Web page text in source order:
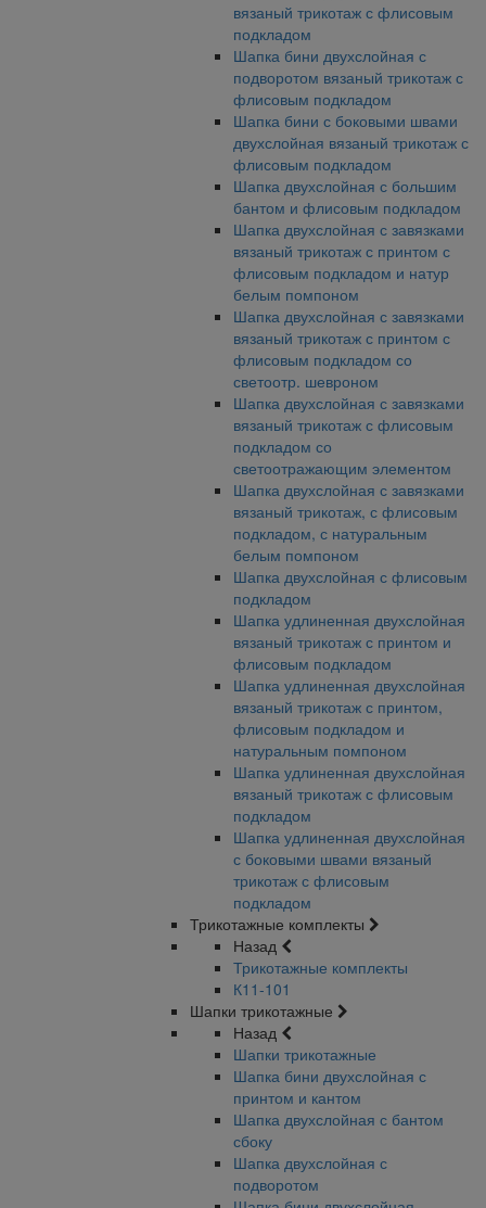
вязаный трикотаж с флисовым
подкладом
Шапка бини двухслойная с
подворотом вязаный трикотаж с
флисовым подкладом
Шапка бини с боковыми швами
двухслойная вязаный трикотаж с
флисовым подкладом
Шапка двухслойная с большим
бантом и флисовым подкладом
Шапка двухслойная с завязками
вязаный трикотаж с принтом с
флисовым подкладом и натур
белым помпоном
Шапка двухслойная с завязками
вязаный трикотаж с принтом с
флисовым подкладом со
светоотр. шевроном
Шапка двухслойная с завязками
вязаный трикотаж с флисовым
подкладом со
светоотражающим элементом
Шапка двухслойная с завязками
вязаный трикотаж, с флисовым
подкладом, с натуральным
белым помпоном
Шапка двухслойная с флисовым
подкладом
Шапка удлиненная двухслойная
вязаный трикотаж с принтом и
флисовым подкладом
Шапка удлиненная двухслойная
вязаный трикотаж с принтом,
флисовым подкладом и
натуральным помпоном
Шапка удлиненная двухслойная
вязаный трикотаж с флисовым
подкладом
Шапка удлиненная двухслойная
с боковыми швами вязаный
трикотаж с флисовым
подкладом
Трикотажные комплекты
Назад
Трикотажные комплекты
К11-101
Шапки трикотажные
Назад
Шапки трикотажные
Шапка бини двухслойная с
принтом и кантом
Шапка двухслойная с бантом
сбоку
Шапка двухслойная с
подворотом